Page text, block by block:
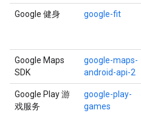
Google 健身 google-fit
Google Maps
SDK
google-maps-
android-api-2
Google Play 游
戏服务
google-play-
games